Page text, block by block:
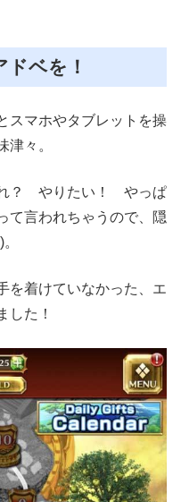
ベを！
スマホやタブレットを操
津々。
れ？ やりたい！ やっぱ
て言われちゃうので、隠
を着けていなかった、エ
した！